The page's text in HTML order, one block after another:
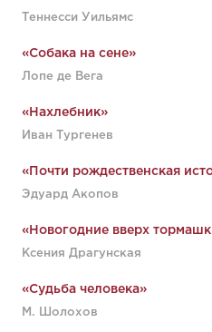
Теннесси Уильямс
«Собака на сене»
Лопе де Вега
«Нахлебник»
Иван Тургенев
«Почти рождественская
Эдуард Акопов
«Новогодние вверх
Ксения Драгунская
«Судьба человека»
М. Шолохов